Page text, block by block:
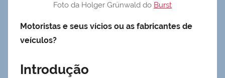
Foto da Holger Grünwald do Burst
Motoristas e seus vícios ou as fabricantes de
veículos?
Introdução